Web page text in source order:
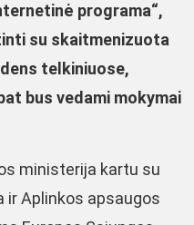
programa“,
su skaitmenizuota
telkiniuose,
bus vedami mokymai
ministerija kartu su
ir Aplinkos apsaugos